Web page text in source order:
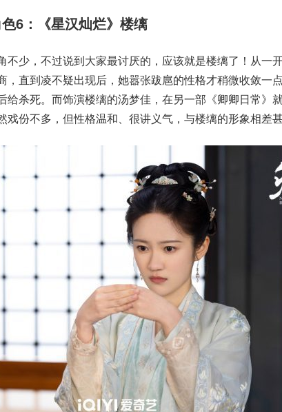
6：《星汉灿烂》楼缡
不少，不过说到大家最讨厌的，应该就是楼缡了！从一
，直到凌不疑出现后，她嚣张跋扈的性格才稍微收敛一
给杀死。而饰演楼缡的汤梦佳，在另一部《卿卿日常》
戏份不多，但性格温和、很讲义气，与楼缡的形象相差甚